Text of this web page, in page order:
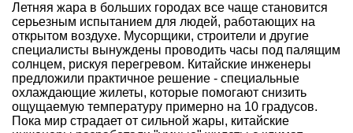
Летняя жара в больших городах все чаще становится
серьезным испытанием для людей, работающих на
открытом воздухе. Мусорщики, строители и другие
специалисты вынуждены проводить часы под палящим
солнцем, рискуя перегревом. Китайские инженеры
предложили практичное решение - специальные
охлаждающие жилеты, которые помогают снизить
ощущаемую температуру примерно на 10 градусов.
Пока мир страдает от сильной жары, китайские